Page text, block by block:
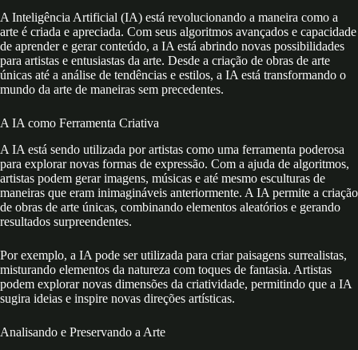
Desafios e Ética na Arte com IA
O Futuro da Arte com a IA
A Inteligência Artificial (IA) está revolucionando a maneira como a
arte é criada e apreciada. Com seus algoritmos avançados e capacidade
de aprender e gerar conteúdo, a IA está abrindo novas possibilidades
para artistas e entusiastas da arte. Desde a criação de obras de arte
únicas até a análise de tendências e estilos, a IA está transformando o
mundo da arte de maneiras sem precedentes.
A IA como Ferramenta Criativa
A IA está sendo utilizada por artistas como uma ferramenta poderosa
para explorar novas formas de expressão. Com a ajuda de algoritmos,
artistas podem gerar imagens, músicas e até mesmo esculturas de
maneiras que eram inimagináveis anteriormente. A IA permite a criação
de obras de arte únicas, combinando elementos aleatórios e gerando
resultados surpreendentes.
Por exemplo, a IA pode ser utilizada para criar paisagens surrealistas,
misturando elementos da natureza com toques de fantasia. Artistas
podem explorar novas dimensões da criatividade, permitindo que a IA
sugira ideias e inspire novas direções artísticas.
Analisando e Preservando a Arte